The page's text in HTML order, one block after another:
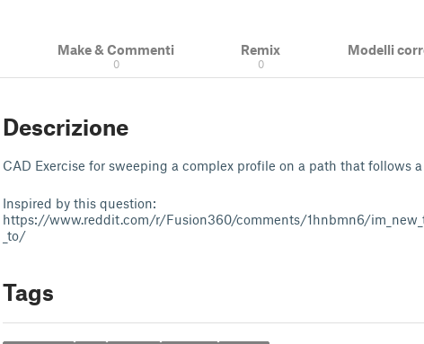
Make & Commenti
0
Remix
0
Modelli
Descrizione
CAD Exercise for sweeping a complex profile on a path that follows
Inspired by this question:
https://www.reddit.com/r/Fusion360/comments/1hnbmn6/
_to/
Tags